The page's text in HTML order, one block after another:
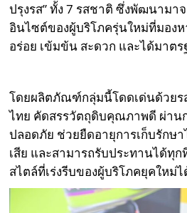
ปรุงรส” ทั้ง 7 รสชาติ ซึ่งพัฒนามา
อินไซต์ของผู้บริโภครุ่นใหม่ที่มอง
อร่อย เข้มข้น สะดวก และได้มาต
โดยผลิตภัณฑ์กลุ่มนี้โดดเด่นด้วย
ไทย คัดสรรวัตถุดิบคุณภาพดี ผ่าน
ปลอดภัย ช่วยยืดอายุการเก็บรักษ
เสีย และสามารถรับประทานได้ทุ
สไตล์ที่เร่งรีบของผู้บริโภคยุคใหม่